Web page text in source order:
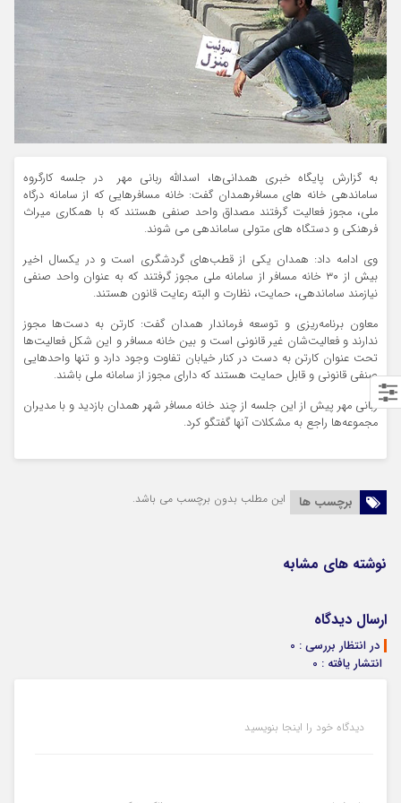
به گزارش پایگاه خبری همدانی‌ها، اسدالله ربانی مهر در جلسه کارگروه
ساماندهی خانه های مسافرهمدان گفت: خانه مسافرهایی که از سامانه درگاه
ملی، مجوز فعالیت گرفتند مصداق واحد صنفی هستند که با همکاری میراث
فرهنکی و دستگاه های متولی ساماندهی می شوند.
وی ادامه داد: همدان یکی از قطب‌های گردشگری است و در یکسال اخیر
بیش از ۳۰ خانه مسافر از سامانه ملی مجوز گرفتند که به عنوان واحد صنفی
نیازمند ساماندهی، حمایت، نظارت و البته رعایت قانون هستند.
معاون برنامه‌ریزی و توسعه فرماندار همدان گفت: کارتن به دست‌ها مجوز
ندارند و فعالیت‌شان غیر قانونی است و بین خانه مسافر و این شکل فعالیت‌ها
تحت عنوان کارتن به دست در کنار خیابان تفاوت وجود دارد و تنها واحدهایی
صنفی قانونی و قابل حمایت هستند که دارای مجوز از سامانه ملی باشند.
ربانی مهر پیش از این جلسه از چند خانه مسافر شهر همدان بازدید و با مدیران
مجموعه‌ها راجع به مشکلات آنها گفتگو کرد.
برچسب ها این مطلب بدون برچسب می باشد.
نوشته های مشابه
ارسال دیدگاه
در انتظار بررسی : 0
انتشار یافته : 0
دیدگاه خود را اینجا بنویسید